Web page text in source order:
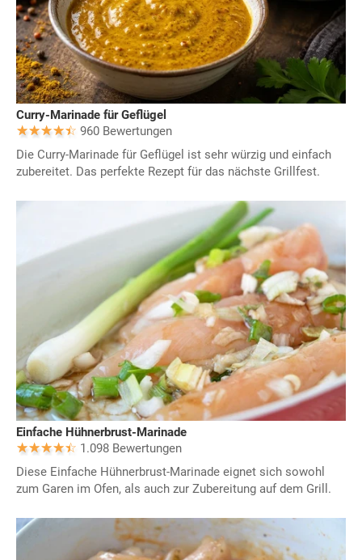
Curry-Marinade für Geflügel
960 Bewertungen
Die Curry-Marinade für Geflügel ist sehr würzig und einfach
zubereitet. Das perfekte Rezept für das nächste Grillfest.
Einfache Hühnerbrust-Marinade
1.098 Bewertungen
Diese Einfache Hühnerbrust-Marinade eignet sich sowohl
zum Garen im Ofen, als auch zur Zubereitung auf dem Grill.